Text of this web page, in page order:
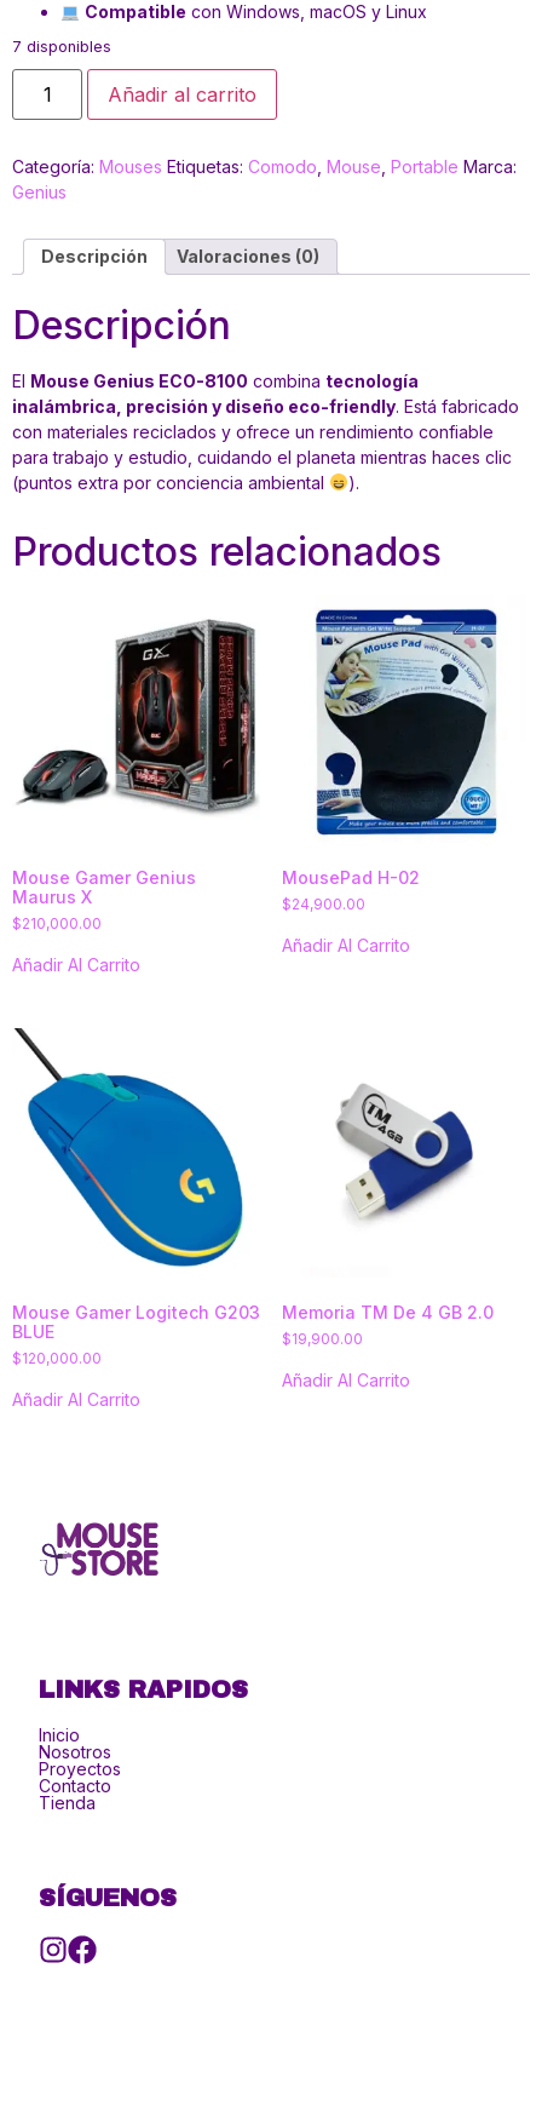
Compatible con Windows, macOS y Linux
7 disponibles
Añadir al carrito
Categoría: Mouses Etiquetas: Comodo Mouse Portable Marca:
Genius
Descripción Valoraciones (0)
Descripción
El Mouse Genius ECO-8100 combina tecnología
inalámbrica, precisión y diseño eco-friendly. Está fabricado
con materiales reciclados y ofrece un rendimiento confiable
para trabajo y estudio, cuidando el planeta mientras haces clic
(puntos extra por conciencia ambiental
).
Productos relacionados
Mouse Gamer Genius
Maurus X
$210,000.00
Añadir Al Carrito
MousePad H-02
$24,900.00
Añadir Al Carrito
Mouse Gamer Logitech G203
BLUE
$120,000.00
Añadir Al Carrito
Memoria TM De 4 GB 2.0
$19,900.00
Añadir Al Carrito
LINKS RAPIDOS
Inicio
Nosotros
Proyectos
Contacto
Tienda
SÍGUENOS